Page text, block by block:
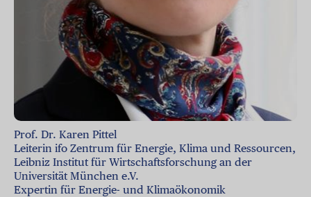
Prof. Dr. Karen Pittel
Leiterin ifo Zentrum für Energie, Klima und Ressourcen,
Leibniz Institut für Wirtschaftsforschung an der
Universität München e.V.
Expertin für Energie- und Klimaökonomik